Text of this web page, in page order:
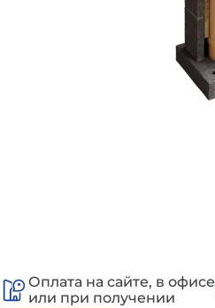
Оплата на сайте, в офисе
или при получении